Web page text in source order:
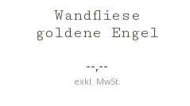
Wandfliese
goldene Engel
--,--
exkl. MwSt.